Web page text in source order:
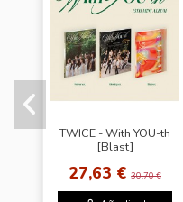
TWICE - With YOU-th
[Blast]
27,63 €30,70 €